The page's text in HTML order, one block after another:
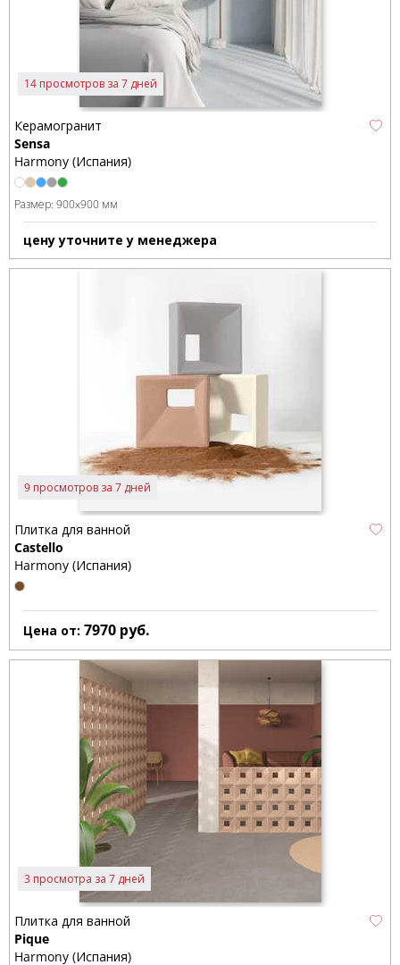
14 просмотров за 7 дней
Керамогранит
Sensa
Harmony (Испания)
Размер: 900x900 мм
цену уточните у менеджера
9 просмотров за 7 дней
Плитка для ванной
Castello
Harmony (Испания)
Цена от: 7970 руб.
3 просмотра за 7 дней
Плитка для ванной
Pique
Harmony (Испания)